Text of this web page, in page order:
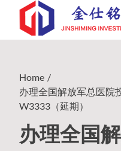
content
Home
办理全国解放军总医院
W3333（延期）
办理全国